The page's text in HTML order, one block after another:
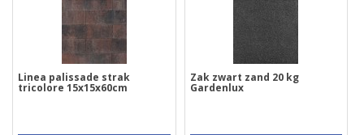
Linea palissade strak
tricolore 15x15x60cm
Zak zwart zand 20 kg
Gardenlux